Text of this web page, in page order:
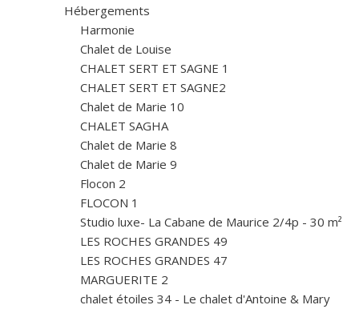
Hébergements
Harmonie
Chalet de Louise
CHALET SERT ET SAGNE 1
CHALET SERT ET SAGNE2
Chalet de Marie 10
CHALET SAGHA
Chalet de Marie 8
Chalet de Marie 9
Flocon 2
FLOCON 1
Studio luxe- La Cabane de Maurice 2/4p - 30 m²
LES ROCHES GRANDES 49
LES ROCHES GRANDES 47
MARGUERITE 2
chalet étoiles 34 - Le chalet d'Antoine & Mary